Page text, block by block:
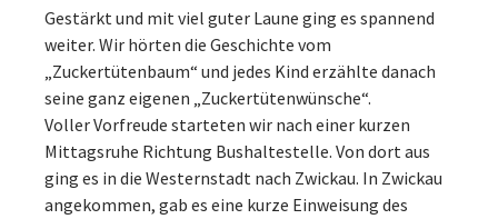
Gestärkt und mit viel guter Laune ging es spannend
weiter. Wir hörten die Geschichte vom
„Zuckertütenbaum“ und jedes Kind erzählte danach
seine ganz eigenen „Zuckertütenwünsche“.
Voller Vorfreude starteten wir nach einer kurzen
Mittagsruhe Richtung Bushaltestelle. Von dort aus
ging es in die Westernstadt nach Zwickau. In Zwickau
angekommen, gab es eine kurze Einweisung des